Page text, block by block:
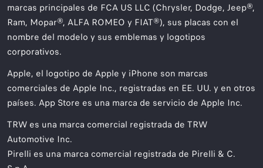
marcas principales de FCA US LLC (Chrysler, Dodge, Jeep®,
Ram, Mopar®, ALFA ROMEO y FIAT®), sus placas con el
nombre del modelo y sus emblemas y logotipos
corporativos.
Apple, el logotipo de Apple y iPhone son marcas
comerciales de Apple Inc., registradas en EE. UU. y en otros
países. App Store es una marca de servicio de Apple Inc.
TRW es una marca comercial registrada de TRW
Automotive Inc.
Pirelli es una marca comercial registrada de Pirelli & C.